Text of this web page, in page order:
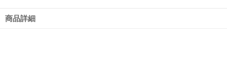
商品詳細